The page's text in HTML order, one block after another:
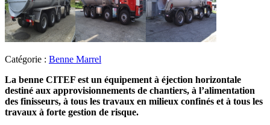
Catégorie : Benne Marrel
La benne CITEF est un équipement à éjection horizontale
destiné aux approvisionnements de chantiers, à l’alimentation
des finisseurs, à tous les travaux en milieux confinés et à tous les
travaux à forte gestion de risque.